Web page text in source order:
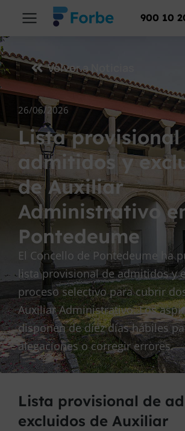
900 10
Volver a Noticias
26/06/2026
Lista provisional
admitidos y
de Auxiliar
Administrativo
Pontedeume
El Concello de Pontedeume ha
lista provisional de admitidos y
proceso selectivo para cubrir
Auxiliar Administrativo. Los
disponen de diez días hábiles
alegaciones o corregir errores.
Lista provisional de
excluidos de Auxiliar